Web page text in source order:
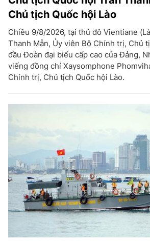
Chủ tịch Quốc hội Lào
Chiều 9/8/2026, tại thủ đô Vientiane
Thanh Mẫn, Ủy viên Bộ Chính trị, Chủ
đầu Đoàn đại biểu cấp cao của Đảng,
viếng đồng chí Xaysomphone
Chính trị, Chủ tịch Quốc hội Lào.